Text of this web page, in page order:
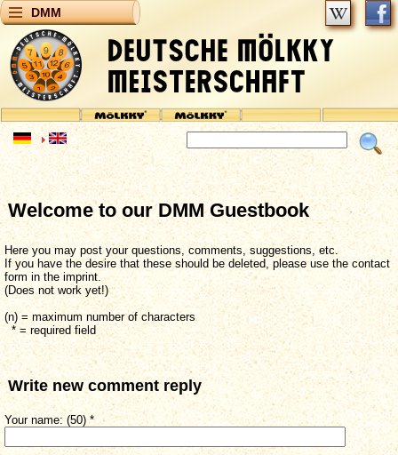
DMM
Welcome to our DMM Guestbook
Here you may post your questions, comments, suggestions, etc.
If you have the desire that these should be deleted, please use the contact
form in the imprint.
(Does not work yet!)
(n) = maximum number of characters
* = required field
Write new comment reply
Your name: (50) *